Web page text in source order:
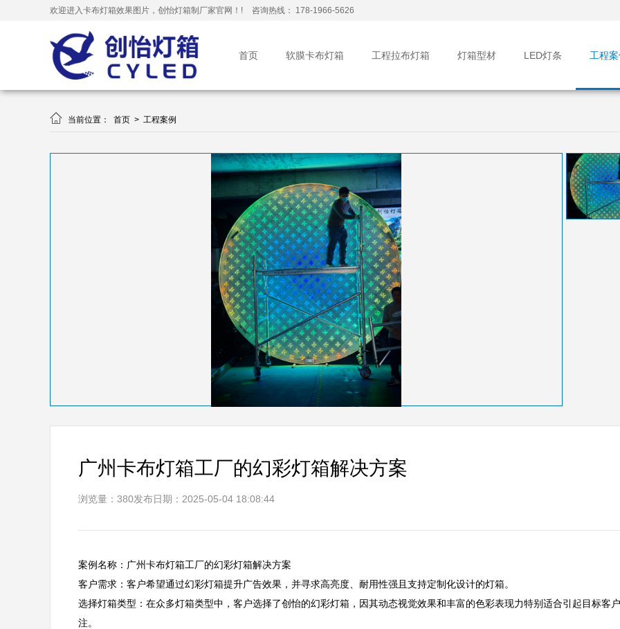
欢迎进入卡布灯箱效果图片，创怡灯箱制厂家官网！! 咨询热线： 178-1966-5626
首页 软膜卡布灯箱 工程拉布灯箱 灯箱型材 LED灯条 工程
 当前位置： 首页 > 工程案例
广州卡布灯箱工厂的幻彩灯箱解决方案
浏览量：380发布日期：2025-05-04 18:08:44
案例名称：广州卡布灯箱工厂的幻彩灯箱解决方案
客户需求：客户希望通过幻彩灯箱提升广告效果，并寻求高亮度、耐用性强且支持定制化设计的灯箱。
选择灯箱类型：在众多灯箱类型中，客户选择了创怡的幻彩灯箱，因其动态视觉效果和丰富的色彩表现力特别适合引起目标客
注。